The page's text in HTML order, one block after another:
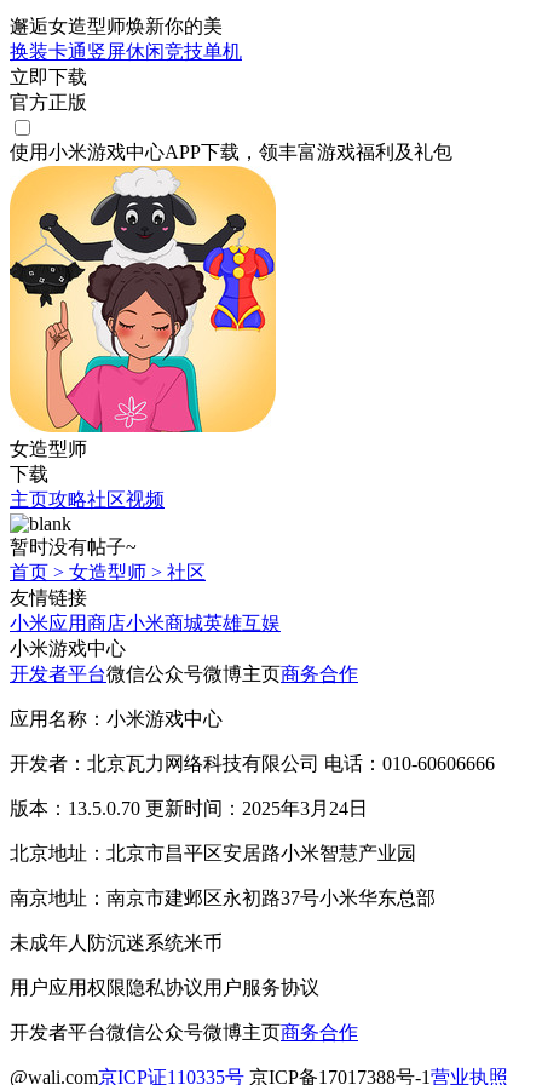
邂逅女造型师焕新你的美
换装卡通竖屏休闲竞技单机
立即下载
官方正版
使用小米游戏中心APP下载 ，领丰富游戏福利 及礼包
女造型师
下载
主页攻略社区视频
暂时没有帖子~
首页 > 女造型师 > 社区
友情链接
小米应用商店小米商城英雄互娱
小米游戏中心
开发者平台微信公众号微博主页商务合作
应用名称：小米游戏中心
开发者：北京瓦力网络科技有限公司 电话：010-60606666
版本：13.5.0.70 更新时间：2025年3月24日
北京地址：北京市昌平区安居路小米智慧产业园
南京地址：南京市建邺区永初路37号小米华东总部
未成年人防沉迷系统米币
用户应用权限隐私协议用户服务协议
开发者平台微信公众号微博主页商务合作
@wali.com京ICP证110335号 京ICP备17017388号-1营业执照